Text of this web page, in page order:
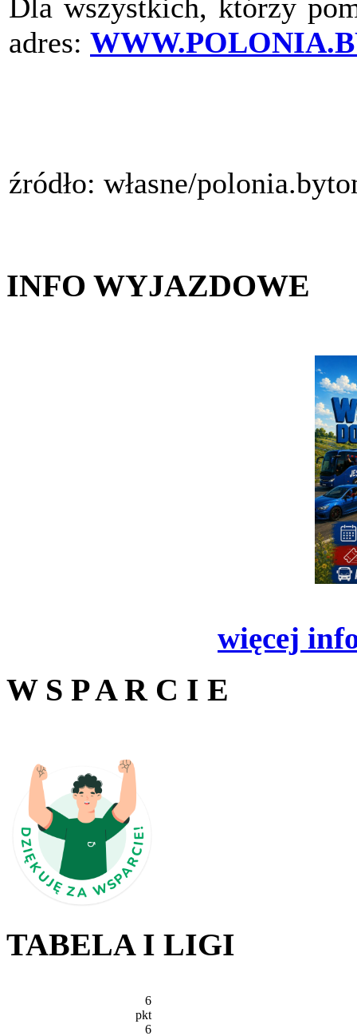
Dla wszystkich, którzy
adres:
źródło: własne/
INFO WYJAZDOWE
więcej
W S P A R C I E
TABELA I LIGI
6
pkt
6